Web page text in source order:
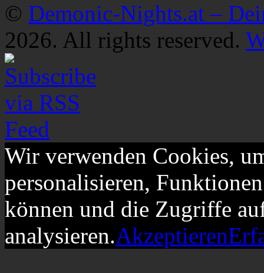
© Demonic-Nights.at –
2026. All rights reserved.
Wir verwenden Cookies,
personalisieren,
können und die Zugriffe
analysieren.Akzeptieren